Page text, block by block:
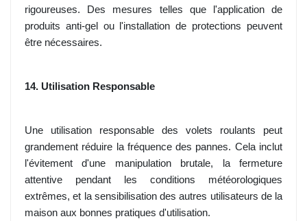
rigoureuses. Des mesures telles que l'application de
produits anti-gel ou l'installation de protections peuvent
être nécessaires.
14. Utilisation Responsable
Une utilisation responsable des volets roulants peut
grandement réduire la fréquence des pannes. Cela inclut
l'évitement d'une manipulation brutale, la fermeture
attentive pendant les conditions météorologiques
extrêmes, et la sensibilisation des autres utilisateurs de la
maison aux bonnes pratiques d'utilisation.